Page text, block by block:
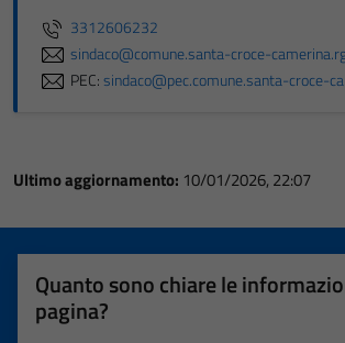
3312606232
sindaco@comune.santa-croce-
PEC:sindaco@pec.comune.santa-croce-
Ultimo aggiornamento: 10/01/2026, 22:07
Quanto sono chiare le
pagina?